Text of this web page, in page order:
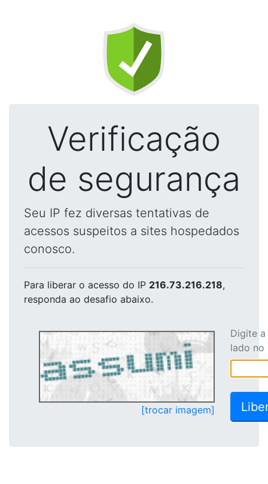
Verificação
de segurança
Seu IP fez diversas tentativas de
acessos suspeitos a sites hospedados
conosco.
Para liberar o acesso do IP 216.73.216.218,
responda ao desafio abaixo.
[trocar imagem]
Digite
lado no